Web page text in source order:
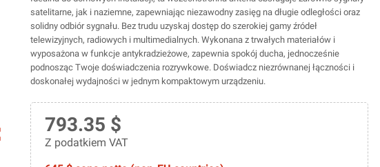
satelitarne, jak i naziemne, zapewniając niezawodny zasięg na długie odległości oraz
solidny odbiór sygnału. Bez trudu uzyskaj dostęp do szerokiej gamy źródeł
telewizyjnych, radiowych i multimedialnych. Wykonana z trwałych materiałów i
wyposażona w funkcje antykradzieżowe, zapewnia spokój ducha, jednocześnie
podnosząc Twoje doświadczenia rozrywkowe. Doświadcz niezrównanej łączności i
doskonałej wydajności w jednym kompaktowym urządzeniu.
793.35 $
Z podatkiem VAT